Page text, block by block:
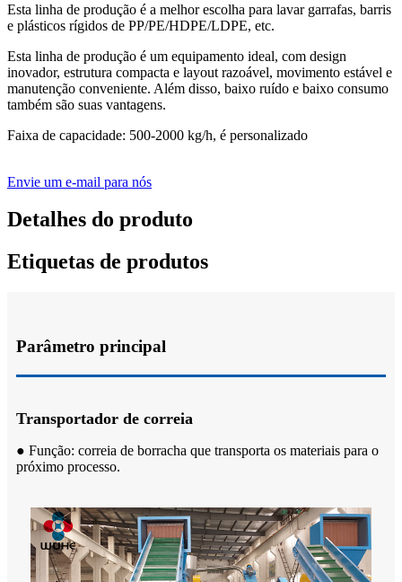
Esta linha de produção é a melhor escolha para lavar garrafas, barris
e plásticos rígidos de PP/PE/HDPE/LDPE, etc.
Esta linha de produção é um equipamento ideal, com design
inovador, estrutura compacta e layout razoável, movimento estável e
manutenção conveniente. Além disso, baixo ruído e baixo consumo
também são suas vantagens.
Faixa de capacidade: 500-2000 kg/h, é personalizado
Envie um e-mail para nós
Detalhes do produto
Etiquetas de produtos
Parâmetro principal
Transportador de correia
● Função: correia de borracha que transporta os materiais para o
próximo processo.